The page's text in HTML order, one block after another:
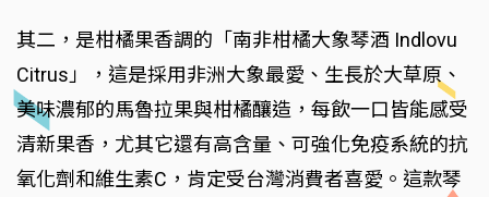
其二，是柑橘果香調的「南非柑橘大象琴酒 Indlovu
Citrus」，這是採用非洲大象最愛、生長於大草原、
美味濃郁的馬魯拉果與柑橘釀造，每飲一口皆能感受
清新果香，尤其它還有高含量、可強化免疫系統的抗
氧化劑和維生素C，肯定受台灣消費者喜愛。這款琴